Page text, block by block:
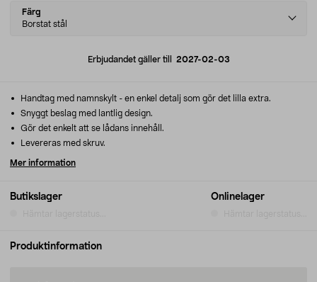
Select
variant
Färg
Borstat stål
Erbjudandet gäller till 2027-02-03
Butikslager Onlinelager
Handtag med namnskylt - en enkel detalj som gör det lilla extra.
Snyggt beslag med lantlig design.
Gör det enkelt att se lådans innehåll.
Levereras med skruv.
Mer information
Produktinformation